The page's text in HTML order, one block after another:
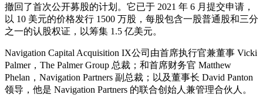
撤回了首次公开募股的计划。它已于 2021 年 6 月提交申请，
以 10 美元的价格发行 1500 万股，每股包含一股普通股和三分
之一的认股权证，以筹集 1.5 亿美元。
Navigation Capital Acquisition IX公司由首席执行官兼董事 Vicki
Palmer，The Palmer Group 总裁；和首席财务官 Matthew
Phelan，Navigation Partners 副总裁；以及董事长 David Panton
领导，他是 Navigation Partners 的联合创始人兼管理合伙人。